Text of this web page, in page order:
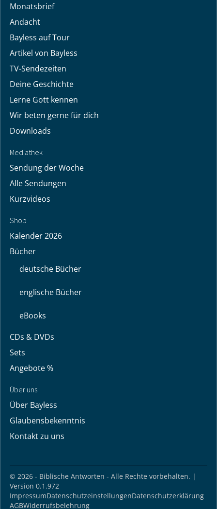
Monatsbrief
Andacht
Bayless auf Tour
Artikel von Bayless
TV-Sendezeiten
Deine Geschichte
Lerne Gott kennen
Wir beten gerne für dich
Downloads
Mediathek
Sendung der Woche
Alle Sendungen
Kurzvideos
Shop
Kalender 2026
Bücher
deutsche Bücher
englische Bücher
eBooks
CDs & DVDs
Sets
Angebote %
Über uns
Über Bayless
Glaubensbekenntnis
Kontakt zu uns
© 2026 - Biblische Antworten - Alle Rechte vorbehalten. |
Version 0.1.972
ImpressumDatenschutzeinstellungenDatenschutzerklärung
AGBWiderrufsbelehrung